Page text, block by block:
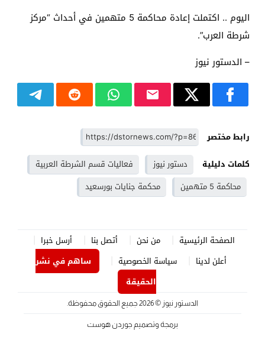
اليوم .. اكتملت إعادة محاكمة 5 متهمين في أحداث “مركز
شرطة العرب”.
– الدستور نيوز
رابط مختصر
كلمات دليلية
دستور نيوز
فعاليات قسم الشرطة العربية
محاكمة 5 متهمين
محكمة جنايات بورسعيد
الصفحة الرئيسية من نحن أتصل بنا
أرسل خبرا
أعلن لدينا
سياسة الخصوصية
ساهم في نشر
الحقيقة
الدستور نيوز © 2026 جميع الحقوق محفوظة.
برمجة وتصميم جوردن هوست